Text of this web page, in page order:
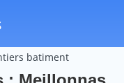
batiment